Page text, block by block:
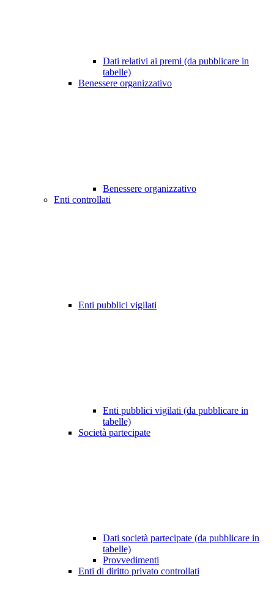
Dati relativi ai premi (da pubblicare in
tabelle)
Benessere organizzativo
Benessere organizzativo
Enti controllati
Enti pubblici vigilati
Enti pubblici vigilati (da pubblicare in
tabelle)
Società partecipate
Dati società partecipate (da pubblicare in
tabelle)
Provvedimenti
Enti di diritto privato controllati